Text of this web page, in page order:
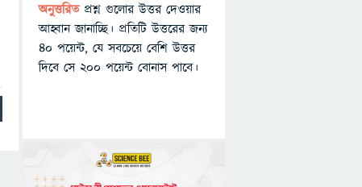
অনুত্তরিত প্রশ্ন গুলোর উত্তর দেওয়ার
আহ্বান জানাচ্ছি। প্রতিটি উত্তরের জন্য
৪০ পয়েন্ট, যে সবচেয়ে বেশি উত্তর
দিবে সে ২০০ পয়েন্ট বোনাস পাবে।